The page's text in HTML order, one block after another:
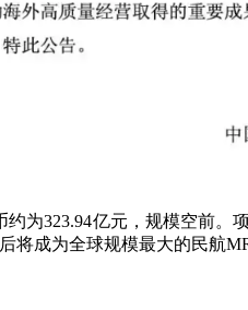
为323.94亿元，规模空前
成为全球规模最大的民航